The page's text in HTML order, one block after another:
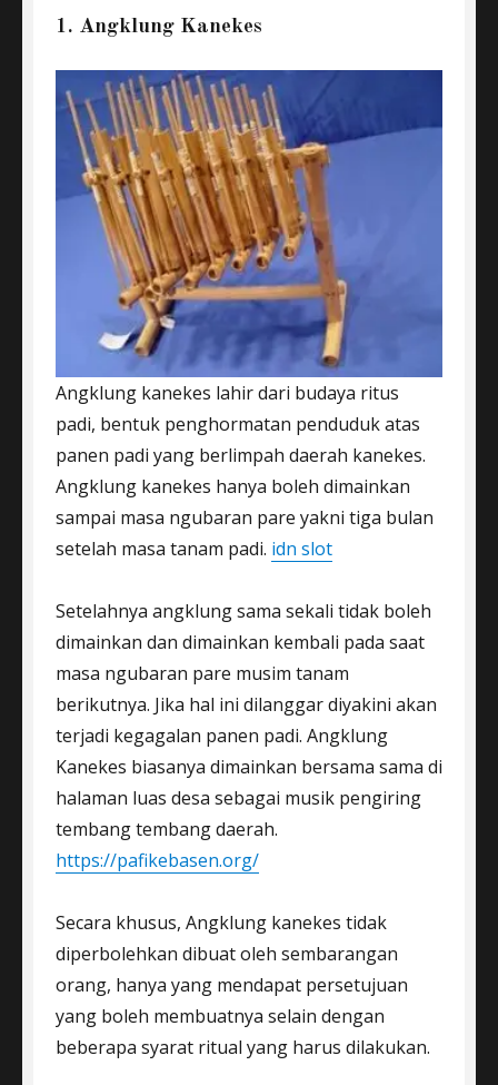
1. Angklung Kanekes
Angklung kanekes lahir dari budaya ritus
padi, bentuk penghormatan penduduk atas
panen padi yang berlimpah daerah kanekes.
Angklung kanekes hanya boleh dimainkan
sampai masa ngubaran pare yakni tiga bulan
setelah masa tanam padi. idn slot
Setelahnya angklung sama sekali tidak boleh
dimainkan dan dimainkan kembali pada saat
masa ngubaran pare musim tanam
berikutnya. Jika hal ini dilanggar diyakini akan
terjadi kegagalan panen padi. Angklung
Kanekes biasanya dimainkan bersama sama di
halaman luas desa sebagai musik pengiring
tembang tembang daerah.
https://pafikebasen.org/
Secara khusus, Angklung kanekes tidak
diperbolehkan dibuat oleh sembarangan
orang, hanya yang mendapat persetujuan
yang boleh membuatnya selain dengan
beberapa syarat ritual yang harus dilakukan.